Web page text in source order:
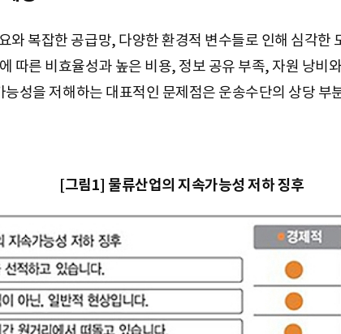
와 복잡한 공급망, 다양한 환경적 변수들로 인해 심각한
따른 비효율성과 높은 비용, 정보 공유 부족, 자원 낭비
성을 저해하는 대표적인 문제점은 운송수단의 상당
[그림1] 물류산업의 지속가능성 저하 징후